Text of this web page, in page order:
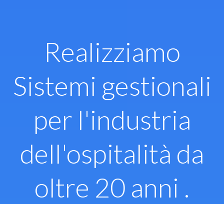
Realizziamo
Sistemi gestionali
per l'industria
dell'ospitalità da
oltre 20 anni .